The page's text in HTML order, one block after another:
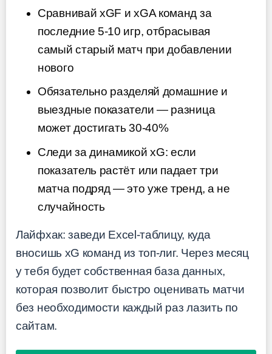
Сравнивай xGF и xGA команд за
последние 5-10 игр, отбрасывая
самый старый матч при добавлении
нового
Обязательно разделяй домашние и
выездные показатели — разница
может достигать 30-40%
Следи за динамикой xG: если
показатель растёт или падает три
матча подряд — это уже тренд, а не
случайность
Лайфхак: заведи Excel-таблицу, куда
вносишь xG команд из топ-лиг. Через месяц
у тебя будет собственная база данных,
которая позволит быстро оценивать матчи
без необходимости каждый раз лазить по
сайтам.